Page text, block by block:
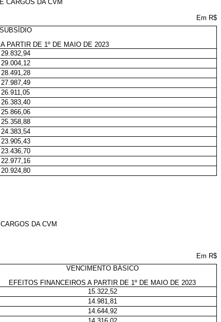
CARGOS DA CVM
Em R$
SUBSÍDIO
PARTIR DE 1º DE MAIO DE 2023
29.832,94
29.004,12
28.491,28
27.987,49
26.911,05
26.383,40
25.866,06
25.358,88
24.383,54
23.905,43
23.436,70
22.977,16
20.924,80
DA CVM
Em R$
VENCIMENTO BÁSICO
EFEITOS FINANCEIROS A PARTIR DE 1º DE MAIO DE 2023
15.322,52
14.981,81
14.644,92